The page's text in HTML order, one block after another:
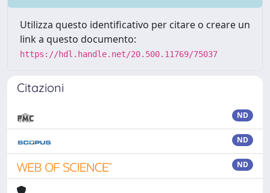
Utilizza questo identificativo per citare o creare un
link a questo documento:
https://hdl.handle.net/20.500.11769/75037
Citazioni
ND
ND
ND